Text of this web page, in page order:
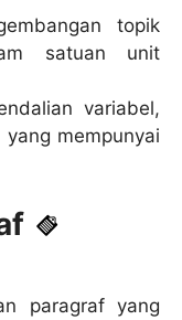
topik
satuan unit
variabel,
mempunyai
paragraf yang